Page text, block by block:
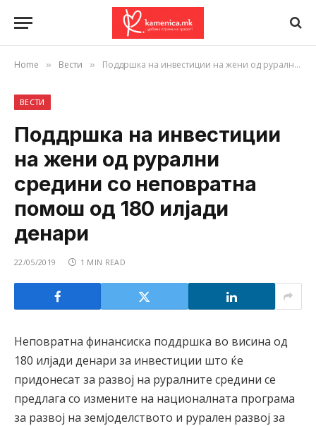
Home » Вести » Поддршка на инвестиции на жени од рурални средини со неповратна помош од 180 илјади денари
ВЕСТИ
Поддршка на инвестиции
на жени од рурални
средини со неповратна
помош од 180 илјади
денари
22/05/2019 1 MIN READ
Неповратна финансиска поддршка во висина од
180 илјади денари за инвестиции што ќе
придонесат за развој на руралните средини се
предлага со измените на националната програма
за развој на земјоделството и рурален развој за